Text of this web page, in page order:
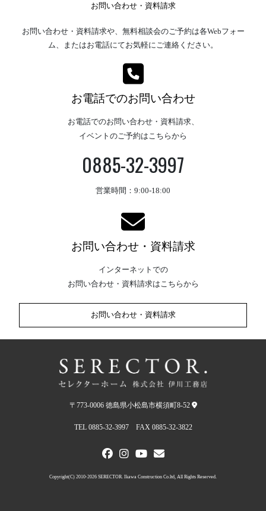
お問い合わせ・資料請求
お問い合わせ・資料請求や、無料相談会のご予約は各Webフォー
ム、またはお電話にてお気軽にご連絡ください。
お電話でのお問い合わせ
お電話でのお問い合わせ・資料請求、
イベントのご予約はこちらから
0885-32-3997
営業時間：9:00-18:00
お問い合わせ・資料請求
インターネットでの
お問い合わせ・資料請求はこちらから
お問い合わせ・資料請求
〒773-0006 徳島県小松島市横須町8-52
TEL 0885-32-3997 FAX 0885-32-3822
Copyright(C) 2010-2026 SERECTOR. Ikawa Construction Co.ltd, All Rights Reserved.